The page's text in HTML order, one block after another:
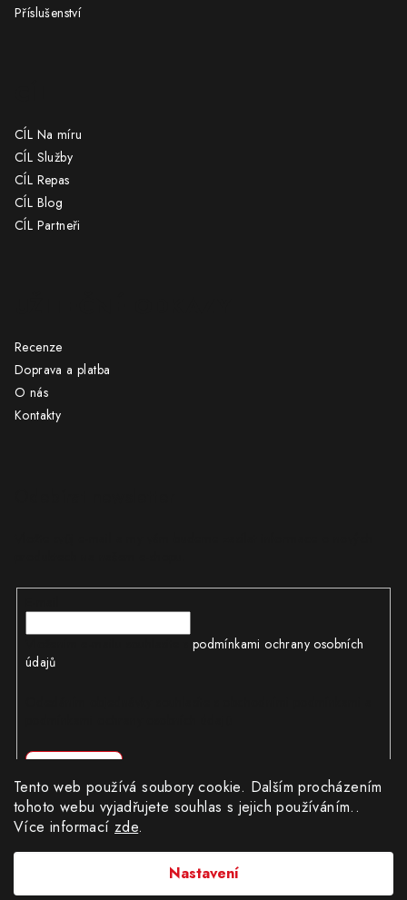
Tento web používá soubory cookie. Dalším procházením
tohoto webu vyjadřujete souhlas s jejich používáním..
Více informacízde.
Nastavení
Příslušenství
CÍL Na míru
CÍL Služby
CÍL Repas
CÍL Blog
CÍL Partneři
Recenze
Doprava a platba
O nás
Kontakty
podmínkami ochrany osobních
údajů
Obchodní podmínky|Ochrana osobních údajů